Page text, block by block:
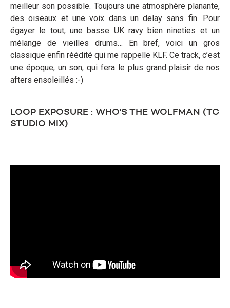
meilleur son possible. Toujours une atmosphère planante,
des oiseaux et une voix dans un delay sans fin. Pour
égayer le tout, une basse UK ravy bien nineties et un
mélange de vieilles drums… En bref, voici un gros
classique enfin réédité qui me rappelle KLF. Ce track, c’est
une époque, un son, qui fera le plus grand plaisir de nos
afters ensoleillés :-)
LOOP EXPOSURE : WHO'S THE WOLFMAN (TC
STUDIO MIX)